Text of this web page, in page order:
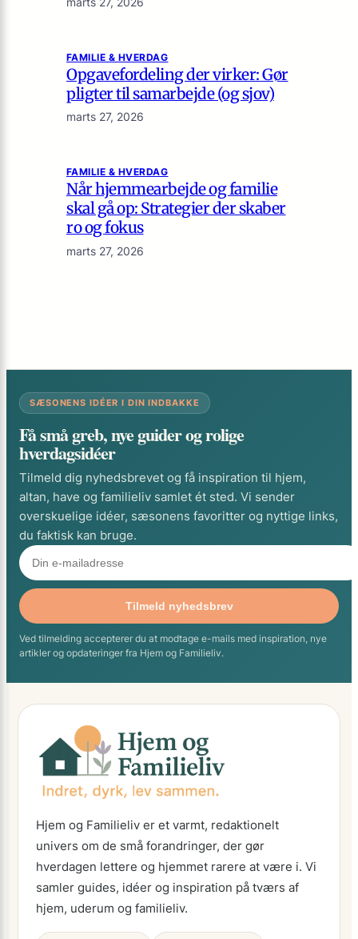
FAMILIE & HVERDAG
Opgavefordeling der virker: Gør
pligter til samarbejde (og sjov)
marts 27, 2026
FAMILIE & HVERDAG
Når hjemmearbejde og familie
skal gå op: Strategier der skaber
ro og fokus
marts 27, 2026
SÆSONENS IDÉER I DIN INDBAKKE
Få små greb, nye guider og rolige
hverdagsidéer
Tilmeld dig nyhedsbrevet og få inspiration til hjem,
altan, have og familieliv samlet ét sted. Vi sender
overskuelige idéer, sæsonens favoritter og nyttige links,
du faktisk kan bruge.
Tilmeld nyhedsbrev
Ved tilmelding accepterer du at modtage e-mails med inspiration, nye
artikler og opdateringer fra Hjem og Familieliv.
Hjem og Familieliv er et varmt, redaktionelt
univers om de små forandringer, der gør
hverdagen lettere og hjemmet rarere at være i. Vi
samler guides, idéer og inspiration på tværs af
hjem, uderum og familieliv.